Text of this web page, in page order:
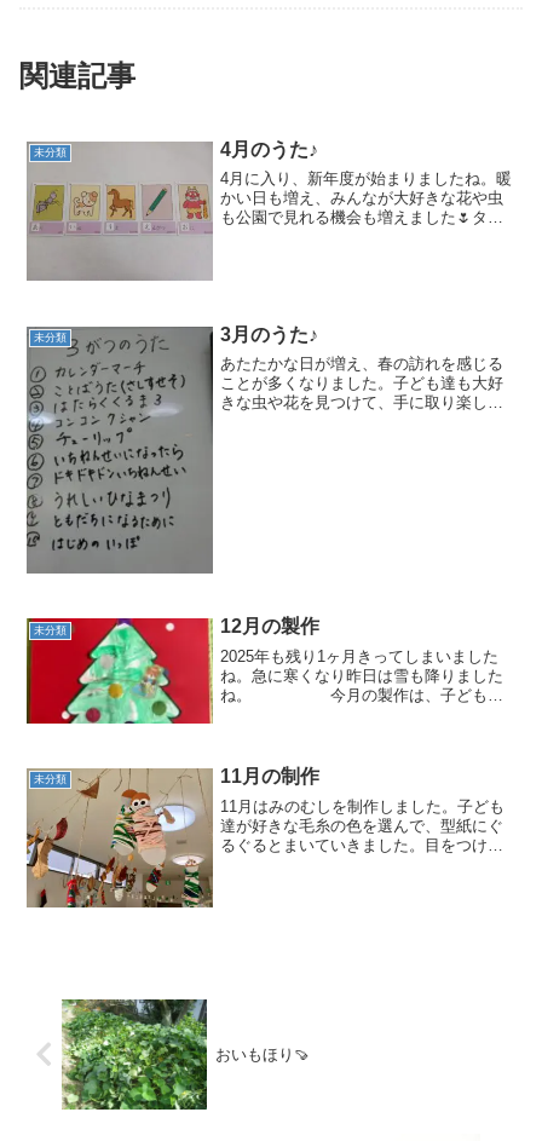
関連記事
未分類 4月のうた♪
4月に入り、新年度が始まりましたね。暖
かい日も増え、みんなが大好きな花や虫
も公園で見れる機会も増えました🌷タン
未分類 3月のうた♪
あたたかな日が増え、春の訪れを感じる
ことが多くなりました。子ども達も大好
きな虫や花を見つけて、手に取り楽しん
未分類 12月の製作
2025年も残り1ヶ月きってしまいました
ね。急に寒くなり昨日は雪も降りました
ね。 今月の製作は、子ども達
ツリーの型紙にクレヨ...
未分類 11月の制作
11月はみのむしを制作しました。子ども
達が好きな毛糸の色を選んで、型紙にぐ
るぐるとまいていきました。目をつけて
おいもほり🍠